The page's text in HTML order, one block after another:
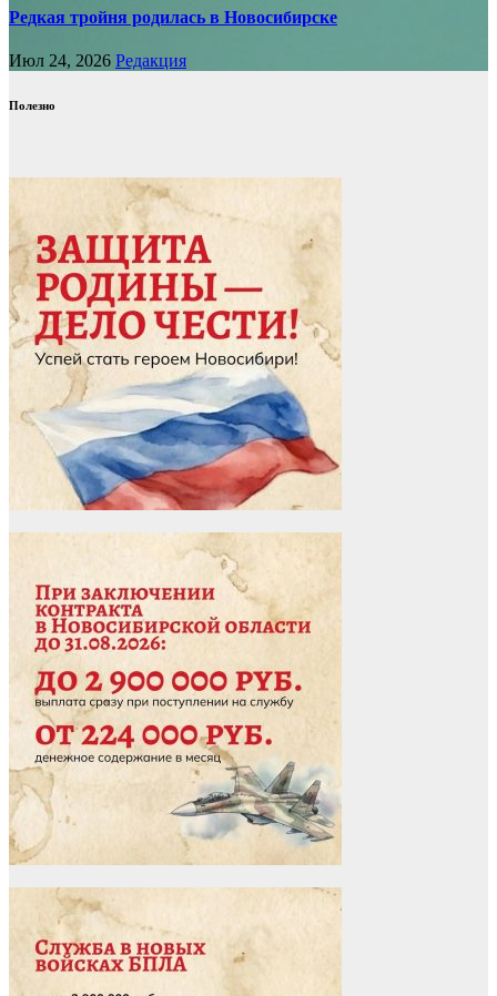
Редкая тройня родилась в Новосибирске
Июл 24, 2026 Редакция
Полезно